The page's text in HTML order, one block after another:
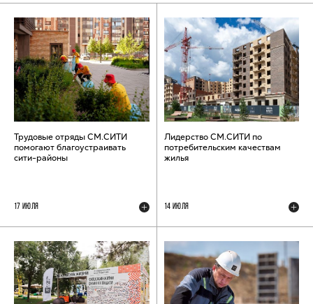
Трудовые отряды СМ.СИТИ
помогают благоустраивать
сити-районы
17 ИЮЛЯ
Лидерство СМ.СИТИ по
потребительским качествам
жилья
14 ИЮЛЯ